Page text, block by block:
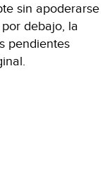
sin apoderarse
debajo, la
pendientes